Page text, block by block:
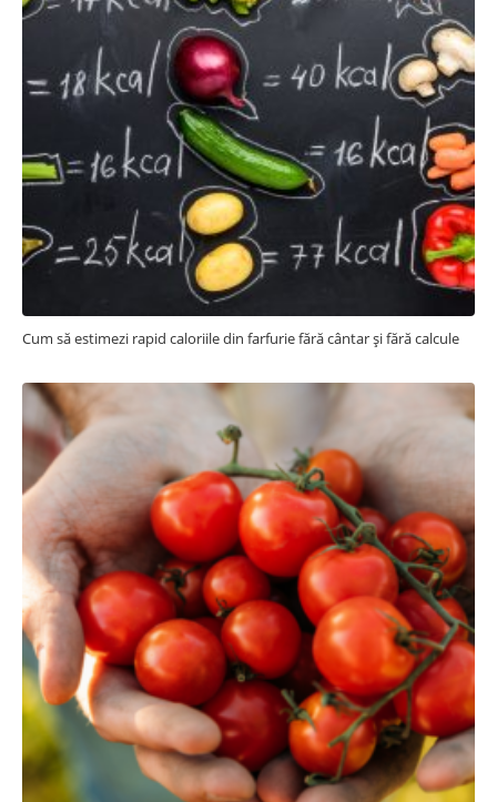
Cum să estimezi rapid caloriile din farfurie fără cântar și fără calcule